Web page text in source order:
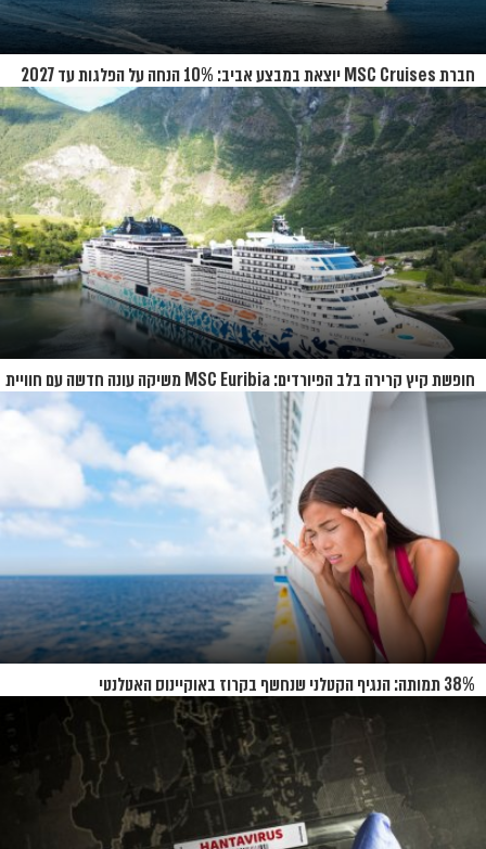
חברת MSC Cruises יוצאת במבצע אביב: 10% הנחה על הפלגות עד 2027
חופשת קיץ קרירה בלב הפיורדים: MSC Euribia משיקה עונה חדשה עם חוויית
קרוז רחבת היקף
38% תמותה: הנגיף הקטלני שנחשף בקרוז באוקיינוס האטלנטי